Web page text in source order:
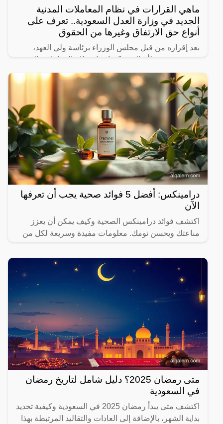
ماهي القرارات في نظام المعاملات المدنية
الجديد في وزارة العدل السعودية.. تعرف على
أنواع حق الارتفاق وغيرها من الحقوق
بعد إقراره من قبل مجلس الوزراء برئاسة ولي العهد،
نشرت صحيفة “أم القرى” تفاصيل نظام المعاملات المدنية
الجديد في المملكة العربية السعودية، والذي سيتم تطبيقه
بعد
درامينكس: أفضل 5 فوائد صحية يجب أن تعرفها
الآن
اكتشف فوائد درامينكس الصحية وكيف يمكن أن يعزز
مناعتك ويحسن نومك. معلومات مفيدة وسريعة لكل من
متى رمضان 2025؟ دليل شامل لتاريخ رمضان
في السعودية
اكتشف متى يبدأ رمضان 2025 في السعودية وكيفية تحديد
بداية الشهر، بالإضافة إلى العادات والتقاليد المرتبطة بهذا